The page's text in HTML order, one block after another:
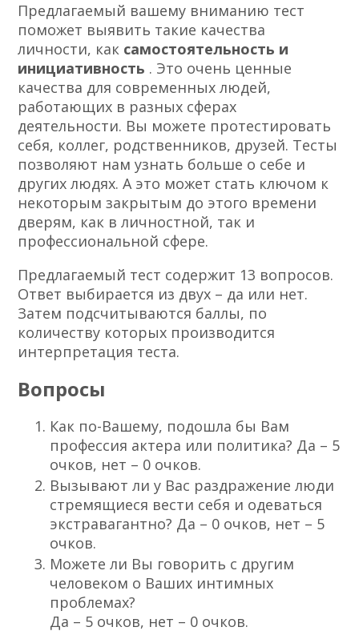
Предлагаемый вашему вниманию тест
поможет выявить такие качества
личности, как самостоятельность и
инициативность . Это очень ценные
качества для современных людей,
работающих в разных сферах
деятельности. Вы можете протестировать
себя, коллег, родственников, друзей. Тесты
позволяют нам узнать больше о себе и
других людях. А это может стать ключом к
некоторым закрытым до этого времени
дверям, как в личностной, так и
профессиональной сфере.
Предлагаемый тест содержит 13 вопросов.
Ответ выбирается из двух – да или нет.
Затем подсчитываются баллы, по
количеству которых производится
интерпретация теста.
Вопросы
Как по-Вашему, подошла бы Вам
профессия актера или политика? Да – 5
очков, нет – 0 очков.
Вызывают ли у Вас раздражение люди
стремящиеся вести себя и одеваться
экстравагантно? Да – 0 очков, нет – 5
очков.
Можете ли Вы говорить с другим
человеком о Ваших интимных
проблемах?
Да – 5 очков, нет – 0 очков.